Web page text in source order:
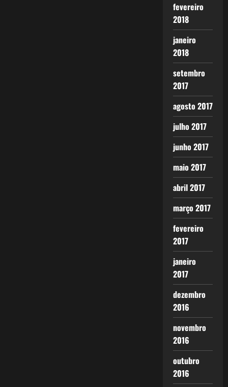
fevereiro
2018
janeiro
2018
setembro
2017
agosto 2017
julho 2017
junho 2017
maio 2017
abril 2017
março 2017
fevereiro
2017
janeiro
2017
dezembro
2016
novembro
2016
outubro
2016